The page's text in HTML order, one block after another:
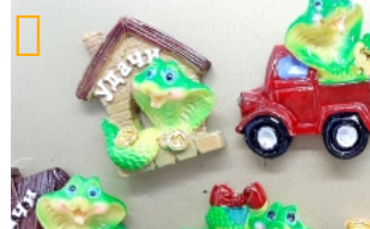
